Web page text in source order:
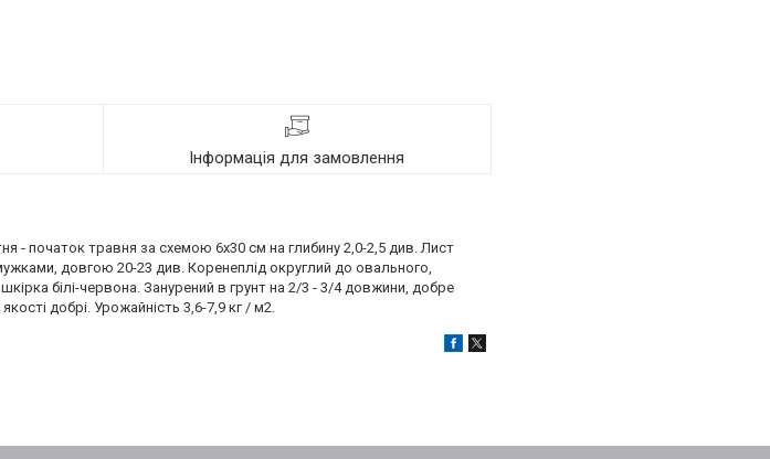
Інформація для замовлення
- початок травня за схемою 6х30 см на глибину 2,0-2,5 див. Лист
довгою 20-23 див. Коренеплід округлий до овального,
білі-червона. Занурений в грунт на 2/3 - 3/4 довжини, добре
добрі. Урожайність 3,6-7,9 кг / м2.